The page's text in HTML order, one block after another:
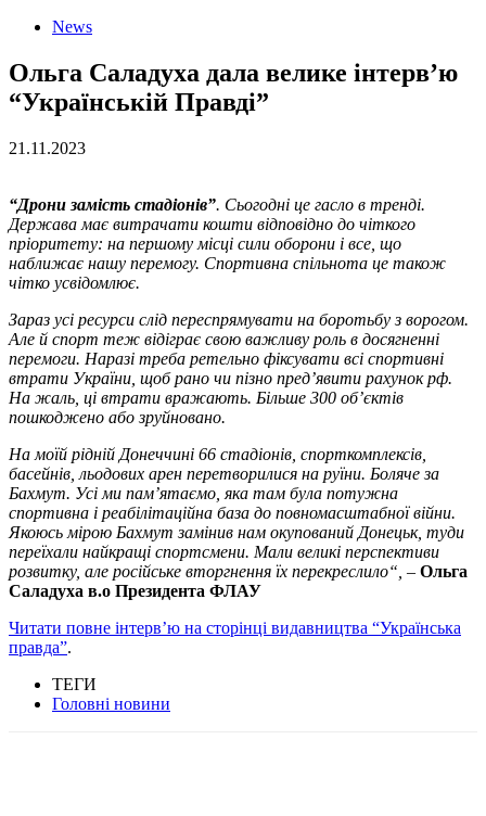
News
Ольга Саладуха дала велике інтервʼю
“Українській Правді”
21.11.2023
“Дрони замість стадіонів”. Сьогодні це гасло в тренді.
Держава має витрачати кошти відповідно до чіткого
пріоритету: на першому місці сили оборони і все, що
наближає нашу перемогу. Спортивна спільнота це також
чітко усвідомлює.
Зараз усі ресурси слід переспрямувати на боротьбу з ворогом.
Але й спорт теж відіграє свою важливу роль в досягненні
перемоги. Наразі треба ретельно фіксувати всі спортивні
втрати України, щоб рано чи пізно пред’явити рахунок рф.
На жаль, ці втрати вражають. Більше 300 об’єктів
пошкоджено або зруйновано.
На моїй рідній Донеччині 66 стадіонів, спорткомплексів,
басейнів, льодових арен перетворилися на руїни. Боляче за
Бахмут. Усі ми пам’ятаємо, яка там була потужна
спортивна і реабілітаційна база до повномасштабної війни.
Якоюсь мірою Бахмут замінив нам окупований Донецьк, туди
переїхали найкращі спортсмени. Мали великі перспективи
розвитку, але російське вторгнення їх перекреслило“, – Ольга
Саладуха в.о Президента ФЛАУ
Читати повне інтервʼю на сторінці видавництва “Українська
правда”.
ТЕГИ
Головні новини